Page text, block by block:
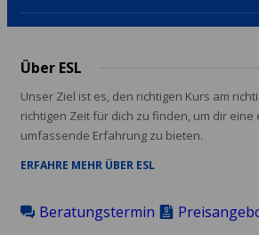
Über ESL
Unser Ziel ist es, den richtigen Kurs am
richtigen Zeit für dich zu finden, um dir eine
umfassende Erfahrung zu bieten.
ERFAHRE MEHR ÜBER ESL
Beratungstermin